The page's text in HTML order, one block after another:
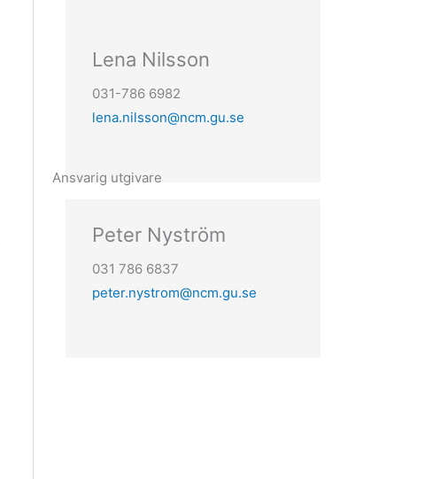
Lena Nilsson
031-786 6982
lena.nilsson@ncm.gu.se
Ansvarig utgivare
Peter Nyström
031 786 6837
peter.nystrom@ncm.gu.se